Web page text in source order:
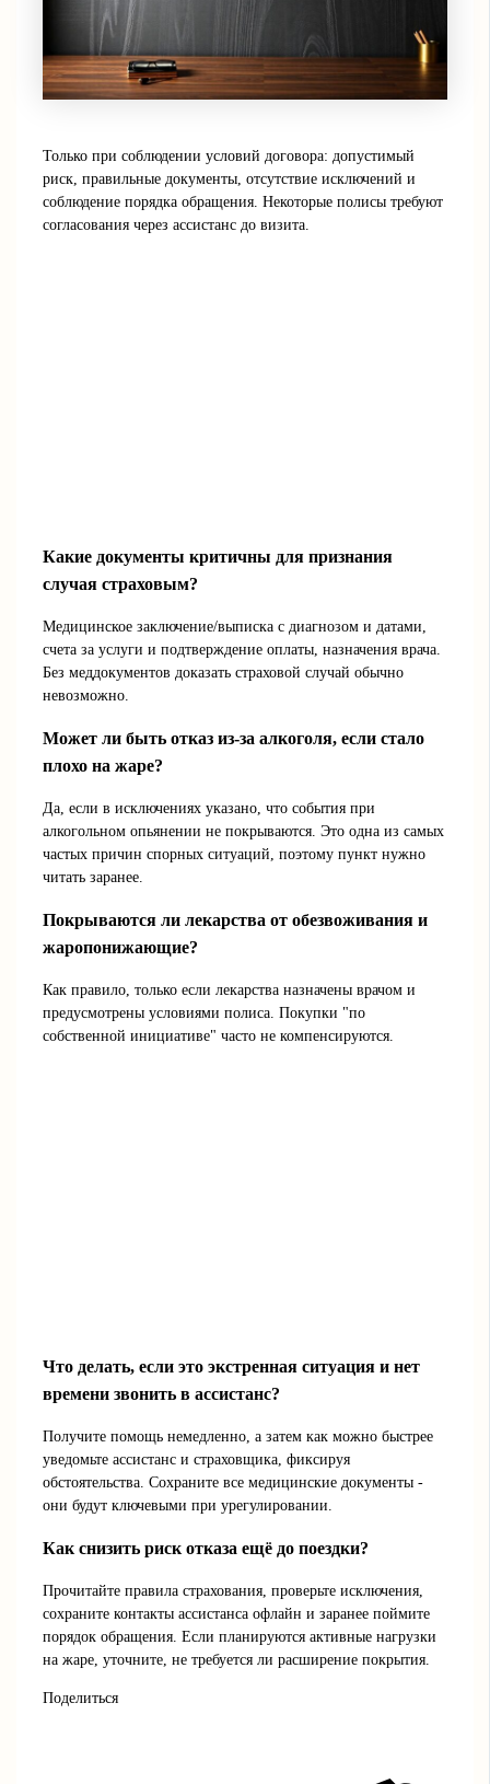
Только при соблюдении условий договора: допустимый
риск, правильные документы, отсутствие исключений и
соблюдение порядка обращения. Некоторые полисы требуют
согласования через ассистанс до визита.
Какие документы критичны для признания
случая страховым?
Медицинское заключение/выписка с диагнозом и датами,
счета за услуги и подтверждение оплаты, назначения врача.
Без меддокументов доказать страховой случай обычно
невозможно.
Может ли быть отказ из-за алкоголя, если стало
плохо на жаре?
Да, если в исключениях указано, что события при
алкогольном опьянении не покрываются. Это одна из самых
частых причин спорных ситуаций, поэтому пункт нужно
читать заранее.
Покрываются ли лекарства от обезвоживания и
жаропонижающие?
Как правило, только если лекарства назначены врачом и
предусмотрены условиями полиса. Покупки "по
собственной инициативе" часто не компенсируются.
Что делать, если это экстренная ситуация и нет
времени звонить в ассистанс?
Получите помощь немедленно, а затем как можно быстрее
уведомьте ассистанс и страховщика, фиксируя
обстоятельства. Сохраните все медицинские документы -
они будут ключевыми при урегулировании.
Как снизить риск отказа ещё до поездки?
Прочитайте правила страхования, проверьте исключения,
сохраните контакты ассистанса офлайн и заранее поймите
порядок обращения. Если планируются активные нагрузки
на жаре, уточните, не требуется ли расширение покрытия.
Поделиться